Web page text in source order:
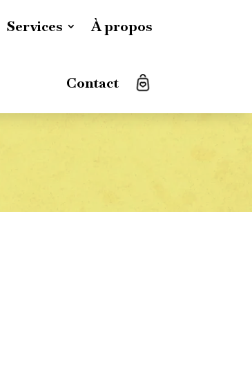
Services À propos
Contact